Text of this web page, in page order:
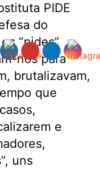
PIDE
do
“pides”
nos para
brutalizavam,
que
e
uns